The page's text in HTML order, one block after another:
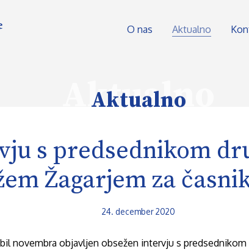
O nas Aktualno
Aktualno
Aktualno
s predsednikom
Žagarjem za
24. december 2020
novembra objavljen obsežen intervju s